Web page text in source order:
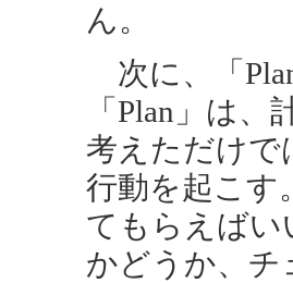
ん。
次に、「
「Plan」は
考えただけで
行動を起こす
てもらえばい
かどうか、チ